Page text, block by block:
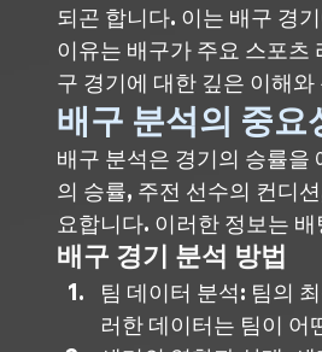
되곤 합니다. 이는 배구 경
이유는 배구가 주요 스포츠
구 경기에 대한 깊은 이해
배구 분석의 중요
배구 분석은 경기의 승률을
의 승률, 주전 선수의 컨디
요합니다. 이러한 정보는
배구 경기 분석 방법
팀 데이터 분석: 팀의
러한 데이터는 팀이 어